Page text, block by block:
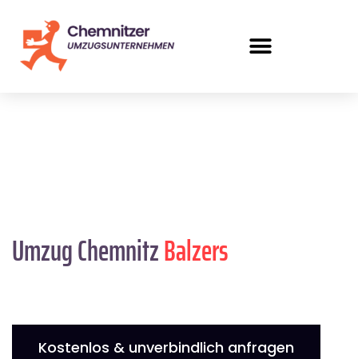
Umzug ChemnitzBalzers
Kostenlos & unverbindlich anfragen